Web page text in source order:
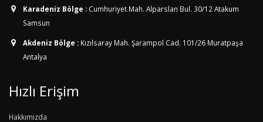
Karadeniz Bölge : Cumhuriyet Mah. Alparslan Bul. 30/12 Atakum
Samsun
Akdeniz Bölge : Kızılsaray Mah. Şarampol Cad. 101/26 Muratpaşa
Antalya
Hızlı Erişim
Hakkımızda